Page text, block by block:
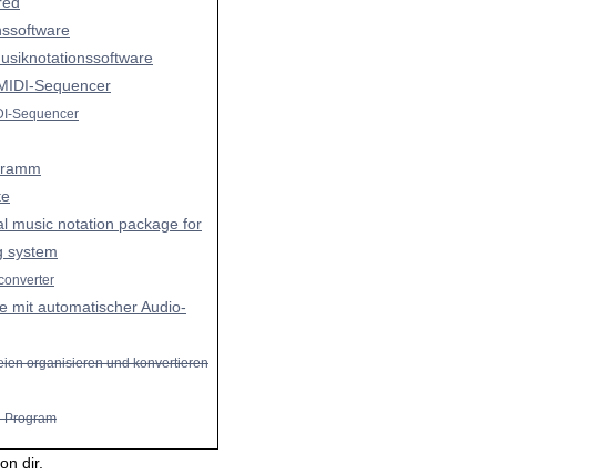
Sequencer
Sequencer
music notation package for
system
mit automatischer Audio-
organisieren und konvertieren
Program
dir.